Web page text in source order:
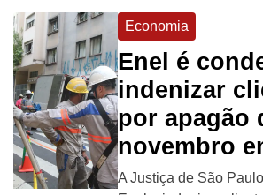
Economia
Enel é
indenizar
por apagão
novembro
A Justiça de São